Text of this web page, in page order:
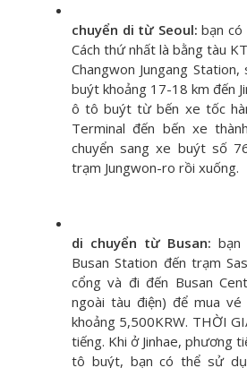
chuyển di từ Seoul: bạn có
Cách thứ nhất là bằng tàu
Changwon Jungang
buýt khoảng 17-18 km đến
ô tô buýt từ bến xe tốc
Terminal đến bến xe
chuyển sang xe buýt số
trạm Jungwon-ro rồi xuống.
di chuyển từ Busan:
Busan Station đến trạm
cổng và đi đến Busan
ngoài tàu điện) để mua vé
khoảng 5,500KRW. THỜI
tiếng. Khi ở Jinhae, phương
tô buýt, bạn có thể sử